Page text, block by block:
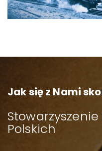
Jak się z Nami
Polskich